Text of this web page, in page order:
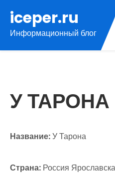
содержимому
iceper.ru
Информационный блог
У ТАРОНА
Название:У Тарона
Страна: Россия